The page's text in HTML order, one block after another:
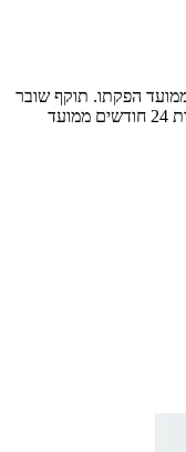
לכל הפחות 60 חודשים ממועד הפקתו. תוקף שובר
לרכישת מוצר או שירות מסויים יהיה לכל הפחות 24 חודשים ממועד